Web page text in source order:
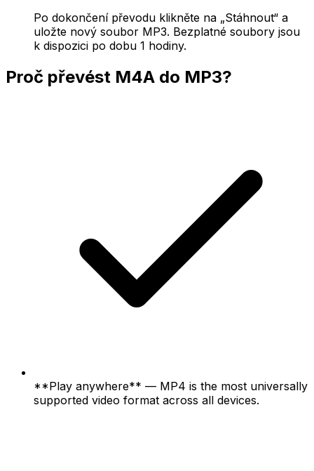
Po dokončení převodu klikněte na „Stáhnout“ a
uložte nový soubor MP3. Bezplatné soubory jsou
k dispozici po dobu 1 hodiny.
Proč převést M4A do MP3?
**Play anywhere** — MP4 is the most universally
supported video format across all devices.